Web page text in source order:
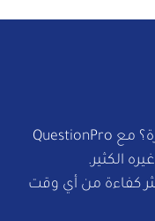
هل أنت مهتم باستخدام هذه الميزة؟ مع QuestionPro
الكثير.
كفاءة من أي وقت